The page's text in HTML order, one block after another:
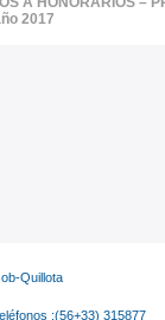
2017
Quillota
:(56+33) 315877